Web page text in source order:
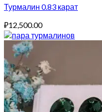
Турмалин 0.83 карат
₽12,500.00